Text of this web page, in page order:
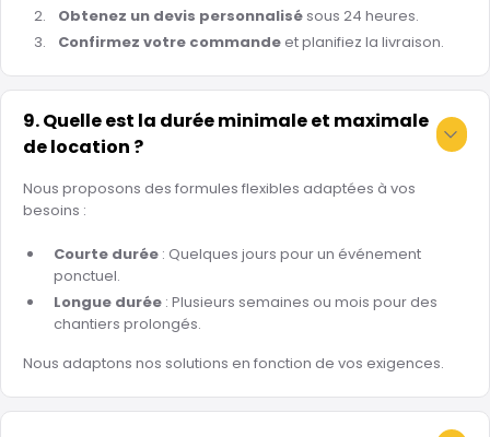
Obtenez un devis personnalisé sous 24 heures.
Confirmez votre commande et planifiez la livraison.
9. Quelle est la durée minimale et maximale
de location ?
Nous proposons des formules flexibles adaptées à vos
besoins :
Courte durée : Quelques jours pour un événement
ponctuel.
Longue durée : Plusieurs semaines ou mois pour des
chantiers prolongés.
Nous adaptons nos solutions en fonction de vos exigences.